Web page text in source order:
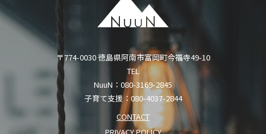
〒774-0030 徳島県阿南市富岡町今福寺49-10
TEL
NuuN： 080-3169-2845
子育て支援： 080-4037-2844
CONTACT